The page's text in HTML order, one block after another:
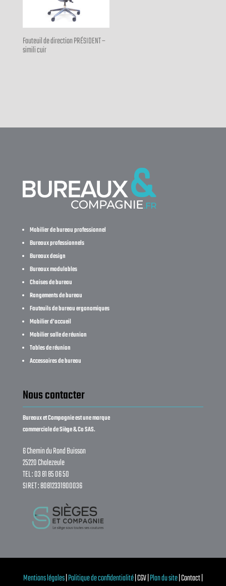
Fauteuil de direction PRÉSIDENT –
simili cuir
Mobilier de bureau professionnel
Bureaux professionnels
Bureaux design
Bureaux modulables
Chaises de bureau
Rangements de bureau
Fauteuils de bureau ergonomiques
Mobilier d’accueil
Mobilier salle de réunion
Tables de réunion
Accessoires de bureau
Nous contacter
Bureaux et Compagnie est une marque
commerciale de Siège & Co SAS.
6 Chemin du Rond Buisson
25220 Chalezeule
TEL : 03 81 85 06 50
SIRET : 80812331900036
Mentions légales|Politique de confidentialité| CGV |Plan du site| Contact |